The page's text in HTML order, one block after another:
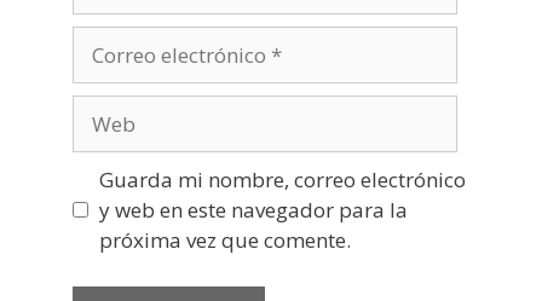
electrónico
Guarda mi nombre, correo electrónico
y web en este navegador para la
próxima vez que comente.